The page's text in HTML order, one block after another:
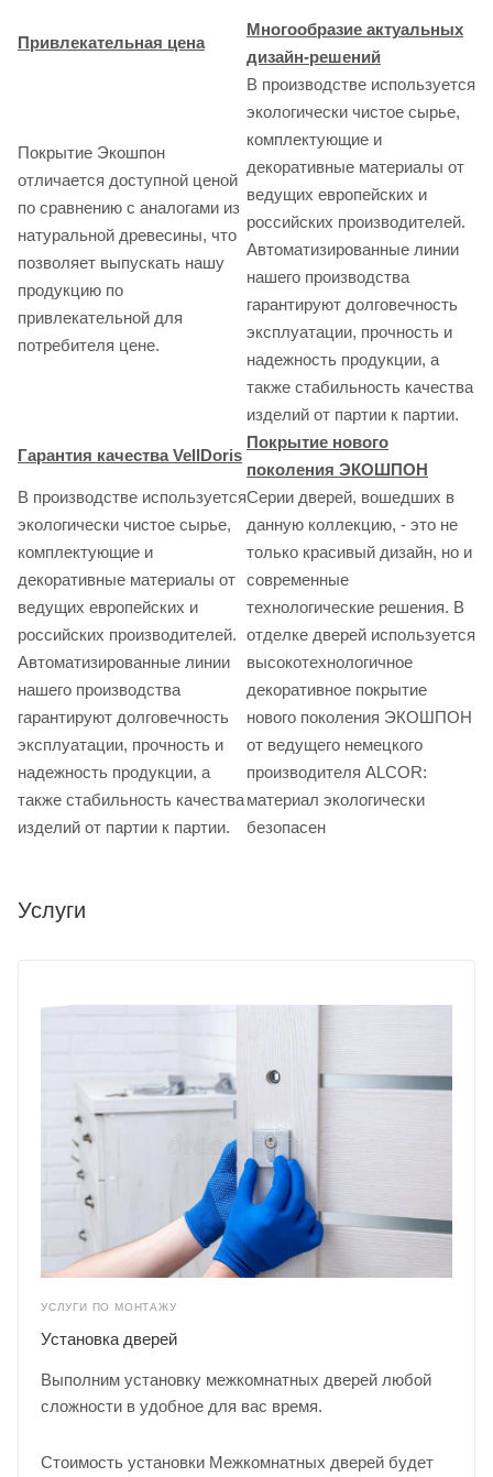
Привлекательная цена
Многообразие актуальных
дизайн-решений
Покрытие Экошпон
отличается доступной ценой
по сравнению с аналогами из
натуральной древесины, что
позволяет выпускать нашу
продукцию по
привлекательной для
потребителя цене.
В производстве используется
экологически чистое сырье,
комплектующие и
декоративные материалы от
ведущих европейских и
российских производителей.
Автоматизированные линии
нашего производства
гарантируют долговечность
эксплуатации, прочность и
надежность продукции, а
также стабильность качества
изделий от партии к партии.
Гарантия качества VellDoris
Покрытие нового
поколения ЭКОШПОН
В производстве используется
экологически чистое сырье,
комплектующие и
декоративные материалы от
ведущих европейских и
российских производителей.
Автоматизированные линии
нашего производства
гарантируют долговечность
эксплуатации, прочность и
надежность продукции, а
также стабильность качества
изделий от партии к партии.
Серии дверей, вошедших в
данную коллекцию, - это не
только красивый дизайн, но и
современные
технологические решения. В
отделке дверей используется
высокотехнологичное
декоративное покрытие
нового поколения ЭКОШПОН
от ведущего немецкого
производителя ALCOR:
материал экологически
безопасен
Услуги
УСЛУГИ ПО МОНТАЖУ
Установка дверей
Выполним установку межкомнатных дверей любой
сложности в удобное для вас время.
Стоимость установки Межкомнатных дверей будет